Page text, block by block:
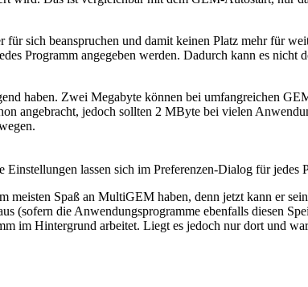
sich beanspruchen und damit keinen Platz mehr für
Programm angegeben werden. Dadurch kann es
haben. Zwei Megabyte können bei umfangreichen
angebracht, jedoch sollten 2 MByte bei vielen
Einstellungen lassen sich im Preferenzen-Dialog für jedes
meisten Spaß an MultiGEM haben, denn jetzt kann er
(sofern die Anwendungsprogramme ebenfalls diesen
im Hintergrund arbeitet. Liegt es jedoch nur dort und